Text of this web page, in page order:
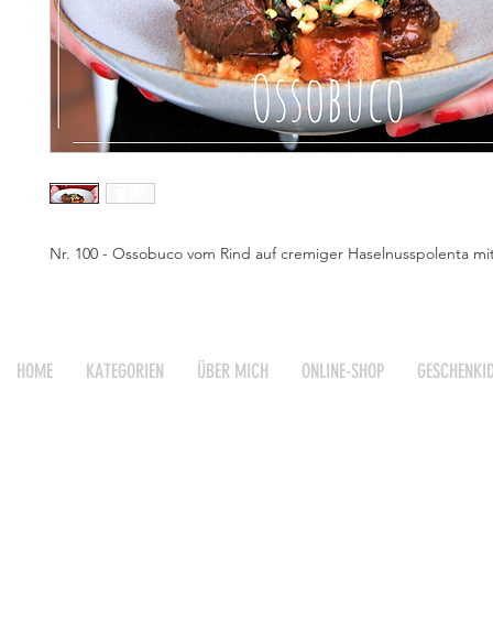
Nr. 100 - Ossobuco vom Rind auf cremiger Haselnusspolenta
HOME KATEGORIEN ÜBER MICH ONLINE-SHOP